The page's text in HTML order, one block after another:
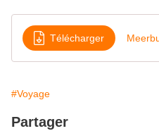
Télécharger
#Voyage
Partager